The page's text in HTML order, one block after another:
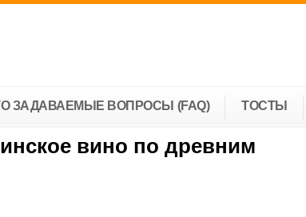
ЗАДАВАЕМЫЕ ВОПРОСЫ (FAQ) ТОСТЫ
вино по древним